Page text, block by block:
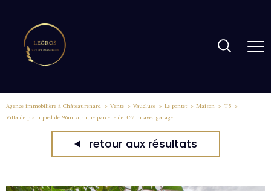
Agence immobilière à Châteaurenard Vente Vaucluse Le pontet Maison
T5
Villa de plain pied de 96m sur une parcelle de 367 m avec garage
retour aux résultats